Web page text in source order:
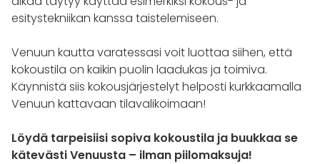
esitystekniikan kanssa taistelemiseen.
Venuun kautta varatessasi voit luottaa siihen, että
kokoustila on kaikin puolin laadukas ja toimiva.
Käynnistä siis kokousjärjestelyt helposti kurkkaamalla
Venuun kattavaan tilavalikoimaan!
Löydä tarpeisiisi sopiva kokoustila ja buukkaa se
kätevästi Venuusta – ilman piilomaksuja!